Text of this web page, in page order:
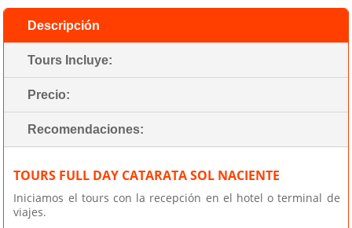
Descripción
Tours Incluye:
Precio:
Recomendaciones:
TOURS FULL DAY CATARATA SOL NACIENTE
Iniciamos el tours con la recepción en el hotel o terminal de
viajes.